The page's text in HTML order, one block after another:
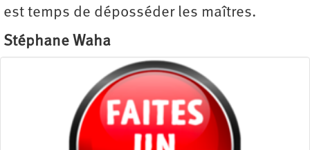
est temps de déposséder les maîtres.
Stéphane Waha